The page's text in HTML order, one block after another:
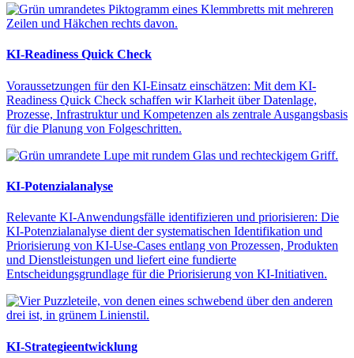
KI-Readiness Quick Check
Voraussetzungen für den KI-Einsatz einschätzen: Mit dem KI-
Readiness Quick Check schaffen wir Klarheit über Datenlage,
Prozesse, Infrastruktur und Kompetenzen als zentrale Ausgangsbasis
für die Planung von Folgeschritten.
KI-Potenzialanalyse
Relevante KI-Anwendungsfälle identifizieren und priorisieren: Die
KI-Potenzialanalyse dient der systematischen Identifikation und
Priorisierung von KI-Use-Cases entlang von Prozessen, Produkten
und Dienstleistungen und liefert eine fundierte
Entscheidungsgrundlage für die Priorisierung von KI-Initiativen.
KI-Strategieentwicklung